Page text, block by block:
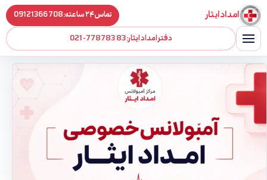
رفتن به محتوا
امداد ایثار تماس ۲۴ ساعته: 09121366708
دفتر امداد ایثار:021-77878383